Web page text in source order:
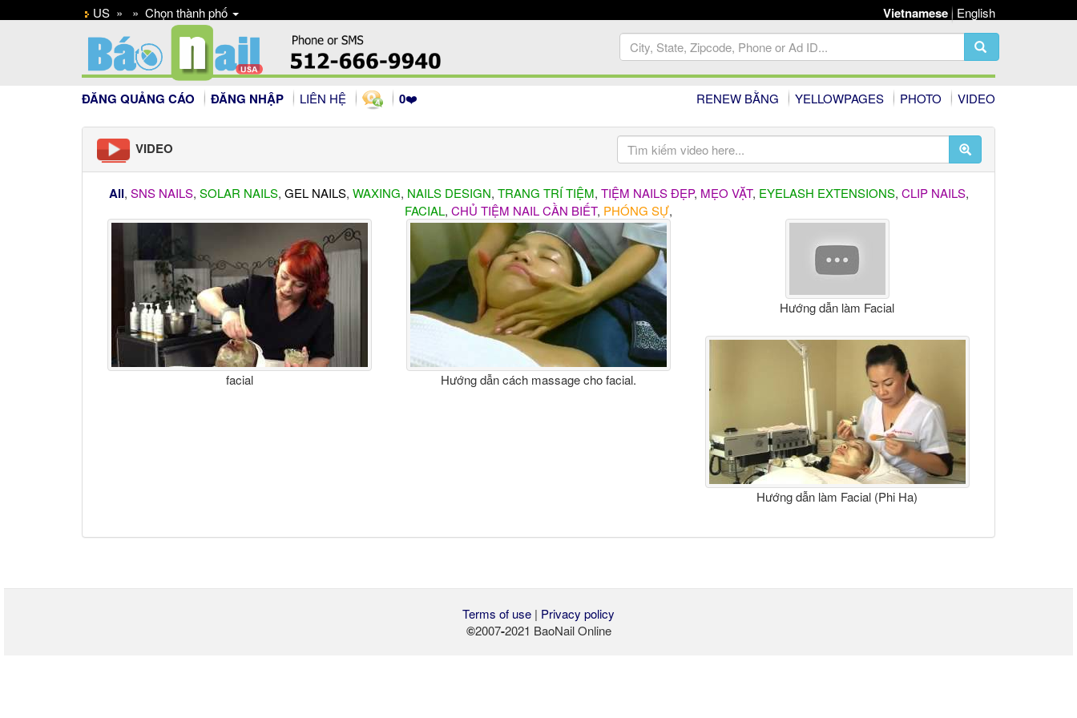
Vietnamese English
US » » Chọn thành phố
RENEW BẰNG YELLOWPAGES PHOTO VIDEO
ĐĂNG QUẢNG CÁO ĐĂNG NHẬP LIÊN HỆ 0❤️
VIDEO
All, SNS NAILS, SOLAR NAILS, GEL NAILS, WAXING, NAILS DESIGN, TRANG TRÍ TIỆM, TIỆM NAILS ĐẸP, MẸO VẶT, EYELASH EXTENSIONS, CLIP NAILS,
FACIAL, CHỦ TIỆM NAIL CẦN BIẾT, PHÓNG SỰ,
facial Hướng dẫn cách massage cho facial.
Hướng dẫn làm Facial
Hướng dẫn làm Facial (Phi Ha)
Terms of use | Privacy policy
©2007-2021 BaoNail Online